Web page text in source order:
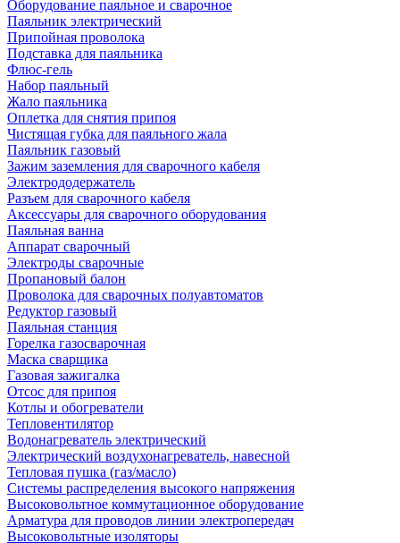
Оборудование паяльное и сварочное
Паяльник электрический
Припойная проволока
Подставка для паяльника
Флюс-гель
Набор паяльный
Жало паяльника
Оплетка для снятия припоя
Чистящая губка для паяльного жала
Паяльник газовый
Зажим заземления для сварочного кабеля
Электрододержатель
Разъем для сварочного кабеля
Аксессуары для сварочного оборудования
Паяльная ванна
Аппарат сварочный
Электроды сварочные
Пропановый балон
Проволока для сварочных полуавтоматов
Редуктор газовый
Паяльная станция
Горелка газосварочная
Маска сварщика
Газовая зажигалка
Отсос для припоя
Котлы и обогреватели
Тепловентилятор
Водонагреватель электрический
Электрический воздухонагреватель, навесной
Тепловая пушка (газ/масло)
Системы распределения высокого напряжения
Высоковольтное коммутационное оборудование
Арматура для проводов линии электропередач
Высоковольтные изоляторы